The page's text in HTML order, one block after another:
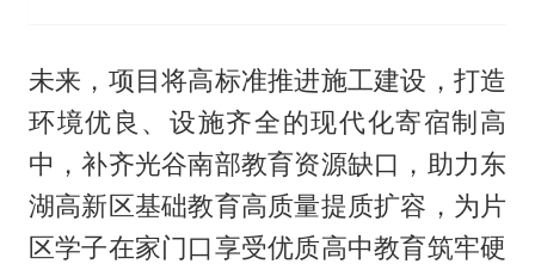
未来，项目将高标准推进施工建设，打造
环境优良、设施齐全的现代化寄宿制高
中，补齐光谷南部教育资源缺口，助力东
湖高新区基础教育高质量提质扩容，为片
区学子在家门口享受优质高中教育筑牢硬